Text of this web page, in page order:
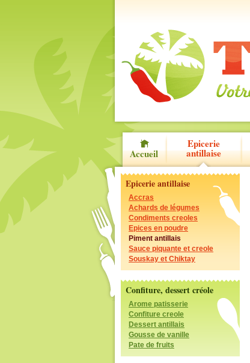
Accueil
Epicerie
antillaise
Epicerie antillaise
Accras
Achards de légumes
Condiments creoles
Epices en poudre
Piment antillais
Sauce piquante et creole
Souskay et Chiktay
Confiture, dessert créole
Arome patisserie
Confiture creole
Dessert antillais
Gousse de vanille
Pate de fruits